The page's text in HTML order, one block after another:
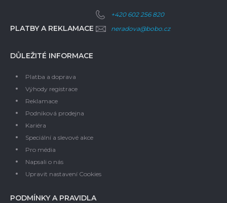
PLATBY A REKLAMACE
+420 602 256 820
neradova@bobo.cz
DŮLEŽITÉ INFORMACE
Platba a doprava
Výhody registrace
Reklamace
Podniková prodejna
Kariéra
Speciální a slevové akce
Pro média
Napsali o nás
Upravit nastavení Cookies
PODMÍNKY A PRAVIDLA